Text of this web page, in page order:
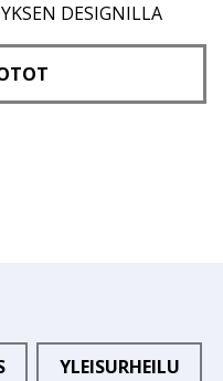
DESIGNILLA
YLEISURHEILU